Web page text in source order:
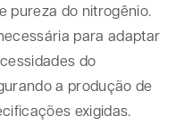
pureza do nitrogênio.
para adaptar
do
a produção de
exigidas.